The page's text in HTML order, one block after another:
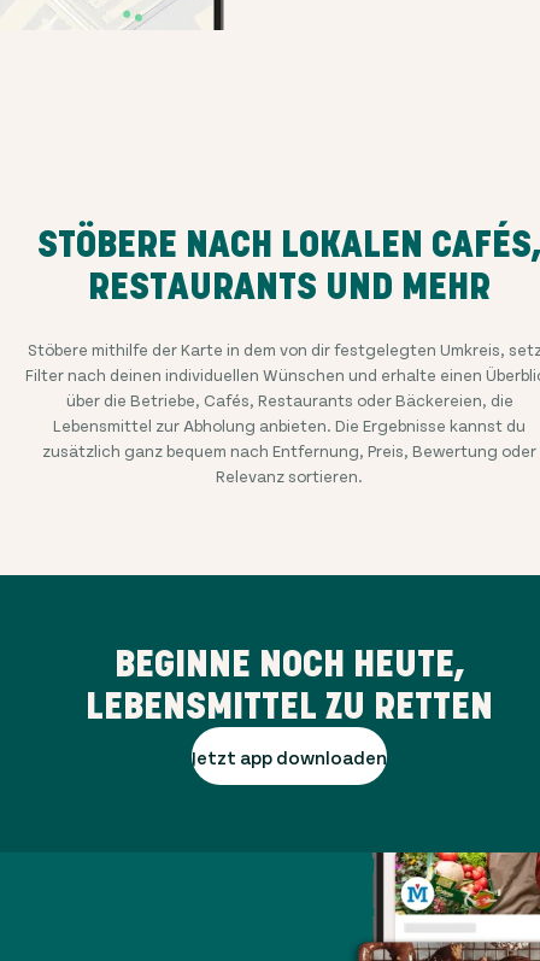
STÖBERE NACH LOKALEN
RESTAURANTS UND MEHR
Stöbere mithilfe der Karte in dem von dir festgelegten Umkreis,
Filter nach deinen individuellen Wünschen und erhalte einen
über die Betriebe, Cafés, Restaurants oder Bäckereien, die
Lebensmittel zur Abholung anbieten. Die Ergebnisse kannst du
zusätzlich ganz bequem nach Entfernung, Preis, Bewertung oder
Relevanz sortieren.
BEGINNE NOCH HEUTE,
LEBENSMITTEL ZU RETTEN
Jetzt app downloaden